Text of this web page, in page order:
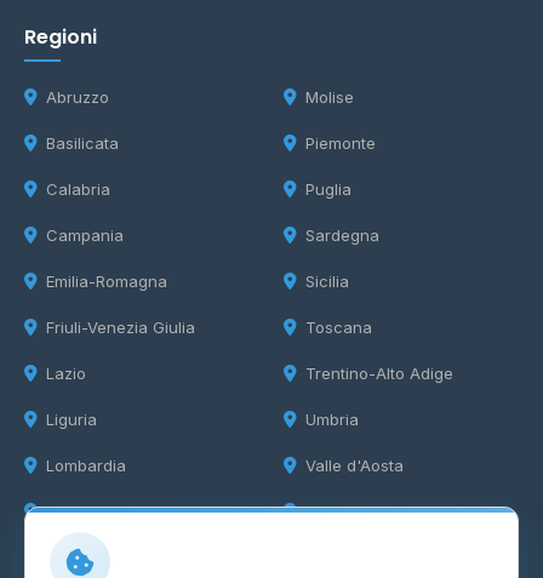
Regioni
Abruzzo
Basilicata
Calabria
Campania
Emilia-Romagna
Friuli-Venezia Giulia
Lazio
Liguria
Lombardia
Marche
Molise
Piemonte
Puglia
Sardegna
Sicilia
Toscana
Trentino-Alto Adige
Umbria
Valle d'Aosta
Veneto